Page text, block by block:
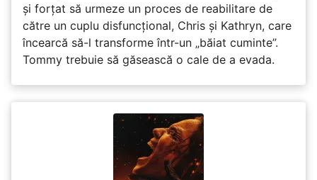
și forțat să urmeze un proces de reabilitare de
către un cuplu disfuncțional, Chris și Kathryn, care
încearcă să-l transforme într-un „băiat cuminte”.
Tommy trebuie să găsească o cale de a evada.